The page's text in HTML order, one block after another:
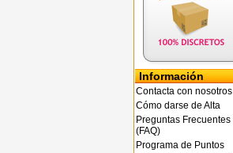
Información
Contacta con nosotros
Cómo darse de Alta
Preguntas Frecuentes
(FAQ)
Programa de Puntos